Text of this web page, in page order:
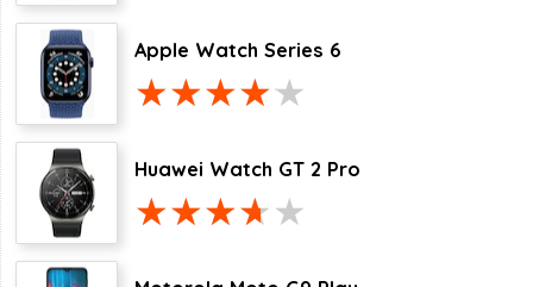
Apple Watch Series 6
Huawei Watch GT 2 Pro